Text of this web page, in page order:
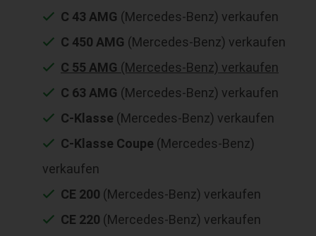
C 43 AMG (Mercedes-Benz) verkaufen
C 450 AMG (Mercedes-Benz) verkaufen
C 55 AMG (Mercedes-Benz) verkaufen
C 63 AMG (Mercedes-Benz) verkaufen
C-Klasse (Mercedes-Benz) verkaufen
C-Klasse Coupe (Mercedes-Benz)
verkaufen
CE 200 (Mercedes-Benz) verkaufen
CE 220 (Mercedes-Benz) verkaufen